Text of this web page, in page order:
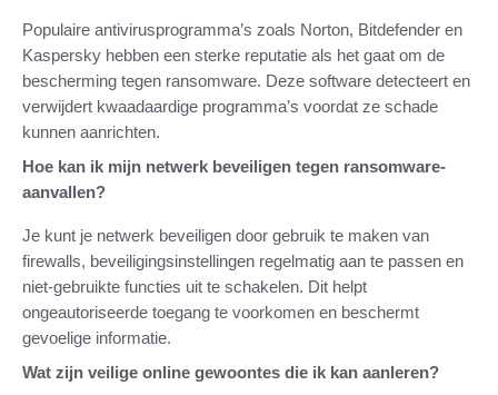
Populaire antivirusprogramma’s zoals Norton, Bitdefender en
Kaspersky hebben een sterke reputatie als het gaat om de
bescherming tegen ransomware. Deze software detecteert en
verwijdert kwaadaardige programma’s voordat ze schade
kunnen aanrichten.
Hoe kan ik mijn netwerk beveiligen tegen ransomware-
aanvallen?
Je kunt je netwerk beveiligen door gebruik te maken van
firewalls, beveiligingsinstellingen regelmatig aan te passen en
niet-gebruikte functies uit te schakelen. Dit helpt
ongeautoriseerde toegang te voorkomen en beschermt
gevoelige informatie.
Wat zijn veilige online gewoontes die ik kan aanleren?